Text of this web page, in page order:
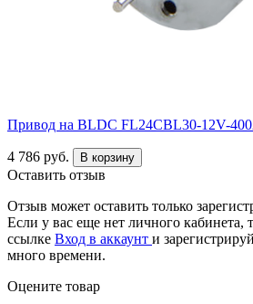
Привод на BLDC FL24CBL30-12V-
4 786 руб. В корзину
Оставить отзыв
Отзыв может оставить только
Если у вас еще нет личного кабинета,
ссылке Вход в аккаунт и
много времени.
Оцените товар